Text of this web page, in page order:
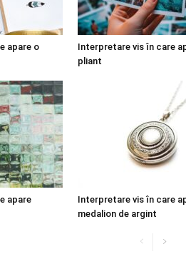
apare o
Interpretare vis în care
pliant
apare
Interpretare vis în care
medalion de argint